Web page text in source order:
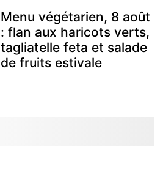
Menu végétarien, 8 août
: flan aux haricots verts,
tagliatelle feta et salade
de fruits estivale